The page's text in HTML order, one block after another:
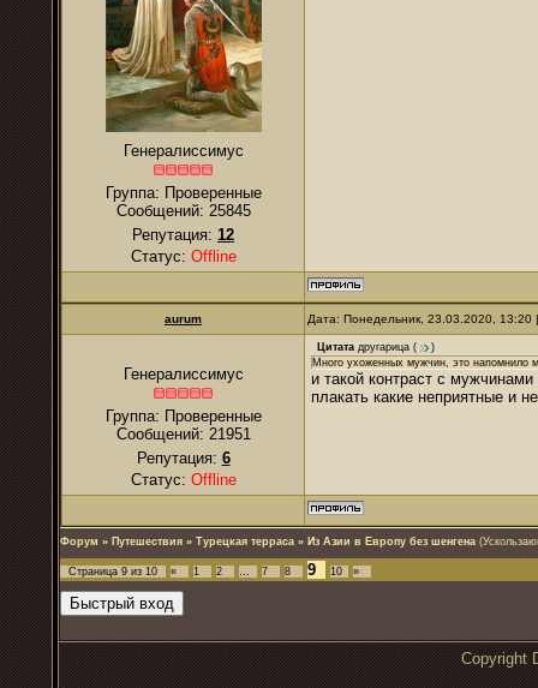
Генералиссимус
Группа: Проверенные
Сообщений: 25845
Репутация: 12
Статус: Offline
аurum Дата: Понедельник, 23.03.2020,
Генералиссимус
Группа: Проверенные
Сообщений: 21951
Репутация: 6
Статус: Offline
Цитата другарица (
)
Много ухоженных мужчин, это напомнило
и такой контраст с
плакать какие неприятные и
Форум » Путешествия » Турецкая терраса » Из Азии в Европу без шенгена
Страница 9 из 10 « 1 2 … 7 8 9 10 »
Copyright